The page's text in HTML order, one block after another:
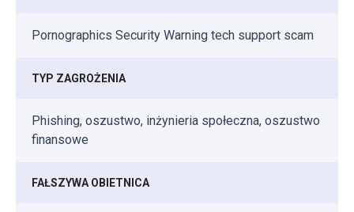
Pornographics Security Warning tech support scam
TYP ZAGROŻENIA
Phishing, oszustwo, inżynieria społeczna, oszustwo
finansowe
FAŁSZYWA OBIETNICA